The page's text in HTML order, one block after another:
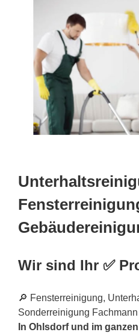
Wir sind Ihr ✅
🔎 Fensterreinigung,
Sonderreinigung
In Ohlsdorf und im